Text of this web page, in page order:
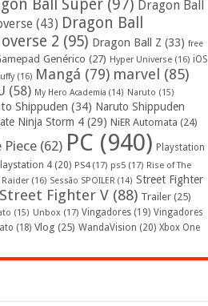
Ball Super(97) Dragon Ball
(43) Dragon Ball
2 (95) Dragon Ball Z (33) free
Genérico (27) Hyper Universe(16) iOS
(16) Mangá (79) marvel (85)
(58) My Hero Academia (14) Naruto (15)
Shippuden (34) Naruto Shippuden
Ninja Storm 4(29) NiER Automata (24)
Piece(62) PC (940) Playstation
4(20) PS4(17) ps5(17) Rise of The
(16) Sessão SPOILER(14) Street Fighter
Street Fighter V(88) Trailer(25)
(15) Unbox(17) Vingadores(19) Vingadores
(18) Vlog (25) WandaVision (20) Xbox One